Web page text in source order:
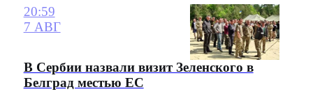
20:59
7 АВГ
В Сербии назвали визит Зеленского в
Белград местью ЕС